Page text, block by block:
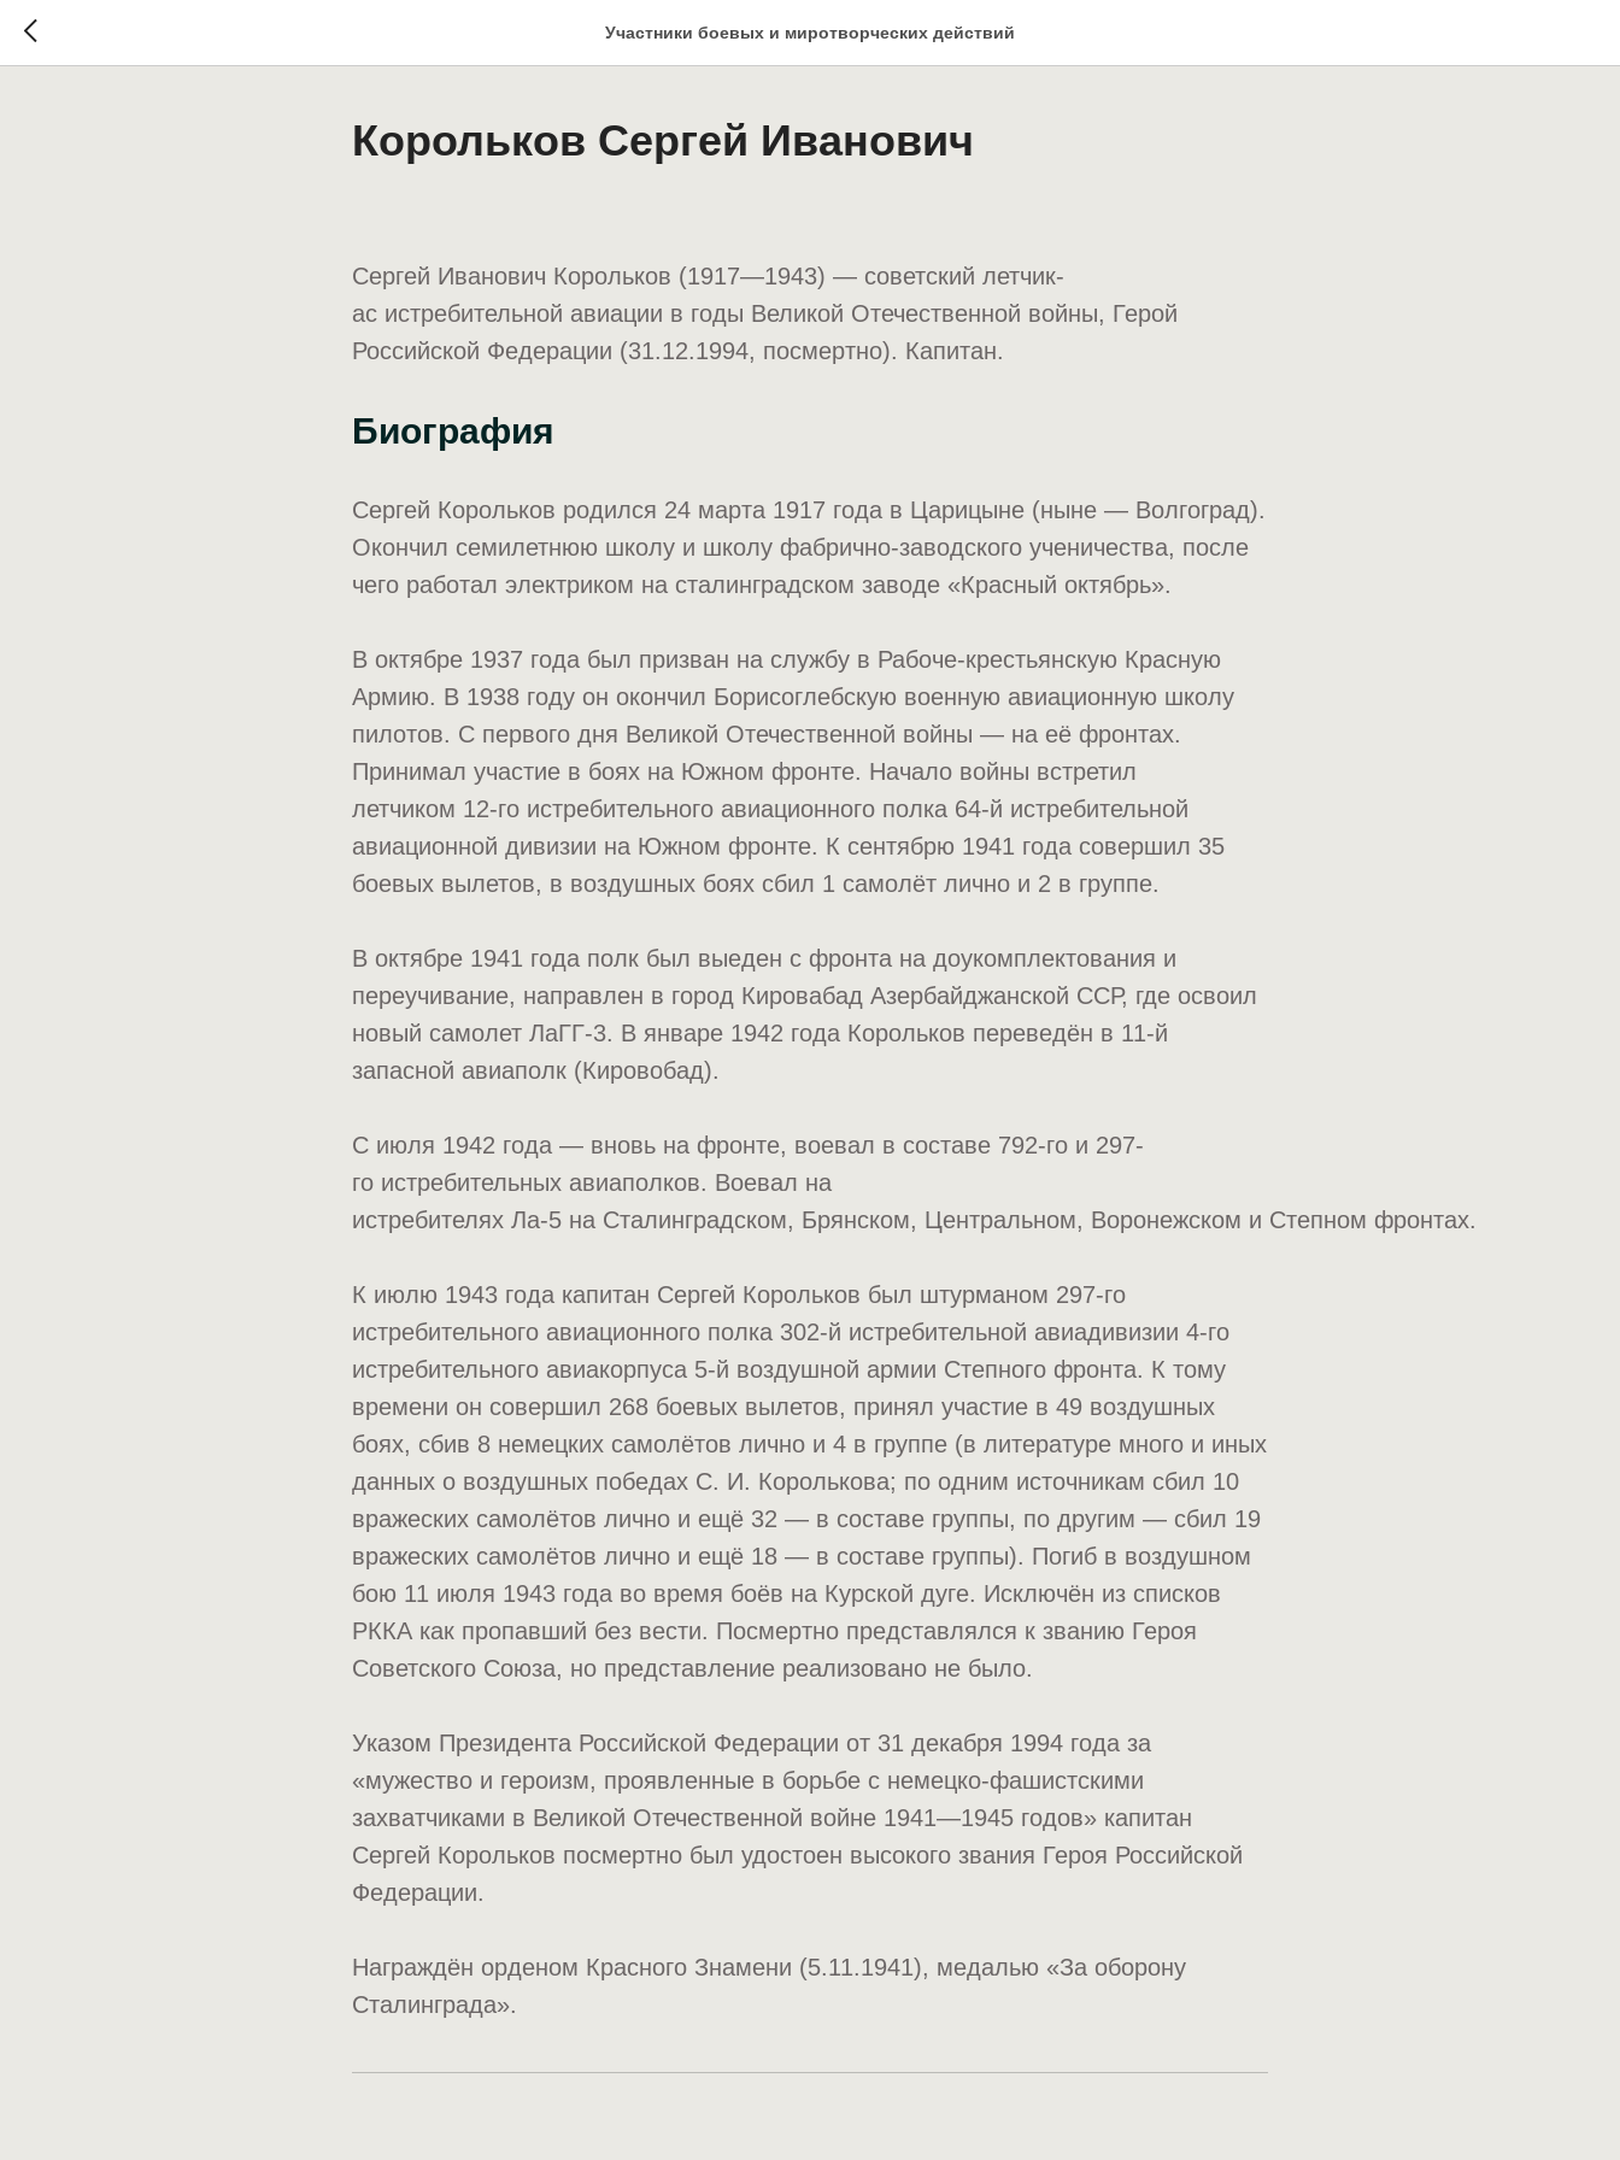
Участники боевых и миротворческих действий
Корольков Сергей Иванович
Сергей Иванович Корольков (1917—1943) — советский летчик-
ас истребительной авиации в годы Великой Отечественной войны, Герой
Российской Федерации (31.12.1994, посмертно). Капитан.
Биография
Сергей Корольков родился 24 марта 1917 года в Царицыне (ныне — Волгоград).
Окончил семилетнюю школу и школу фабрично-заводского ученичества, после
чего работал электриком на сталинградском заводе «Красный октябрь».
В октябре 1937 года был призван на службу в Рабоче-крестьянскую Красную
Армию. В 1938 году он окончил Борисоглебскую военную авиационную школу
пилотов. С первого дня Великой Отечественной войны — на её фронтах.
Принимал участие в боях на Южном фронте. Начало войны встретил
летчиком 12-го истребительного авиационного полка 64-й истребительной
авиационной дивизии на Южном фронте. К сентябрю 1941 года совершил 35
боевых вылетов, в воздушных боях сбил 1 самолёт лично и 2 в группе.
В октябре 1941 года полк был выеден с фронта на доукомплектования и
переучивание, направлен в город Кировабад Азербайджанской ССР, где освоил
новый самолет ЛаГГ-3. В январе 1942 года Корольков переведён в 11-й
запасной авиаполк (Кировобад).
С июля 1942 года — вновь на фронте, воевал в составе 792-го и 297-
го истребительных авиаполков. Воевал на
истребителях Ла-5 на Сталинградском, Брянском, Центральном, Воронежском и Степном фронтах.
К июлю 1943 года капитан Сергей Корольков был штурманом 297-го
истребительного авиационного полка 302-й истребительной авиадивизии 4-го
истребительного авиакорпуса 5-й воздушной армии Степного фронта. К тому
времени он совершил 268 боевых вылетов, принял участие в 49 воздушных
боях, сбив 8 немецких самолётов лично и 4 в группе (в литературе много и иных
данных о воздушных победах С. И. Королькова; по одним источникам сбил 10
вражеских самолётов лично и ещё 32 — в составе группы, по другим — сбил 19
вражеских самолётов лично и ещё 18 — в составе группы). Погиб в воздушном
бою 11 июля 1943 года во время боёв на Курской дуге. Исключён из списков
РККА как пропавший без вести. Посмертно представлялся к званию Героя
Советского Союза, но представление реализовано не было.
Указом Президента Российской Федерации от 31 декабря 1994 года за
«мужество и героизм, проявленные в борьбе с немецко-фашистскими
захватчиками в Великой Отечественной войне 1941—1945 годов» капитан
Сергей Корольков посмертно был удостоен высокого звания Героя Российской
Федерации.
Награждён орденом Красного Знамени (5.11.1941), медалью «За оборону
Сталинграда».